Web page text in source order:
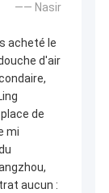
—— Nasir
acheté le
d'air
de
mi
aucun :